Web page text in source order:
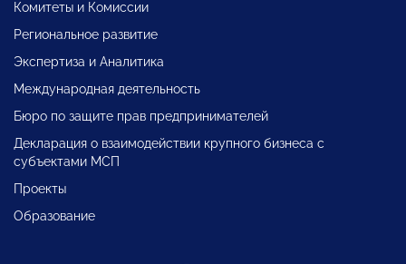
Комитеты и Комиссии
Региональное развитие
Экспертиза и Аналитика
Международная деятельность
Бюро по защите прав предпринимателей
Декларация о взаимодействии крупного бизнеса с
субъектами МСП
Проекты
Образование